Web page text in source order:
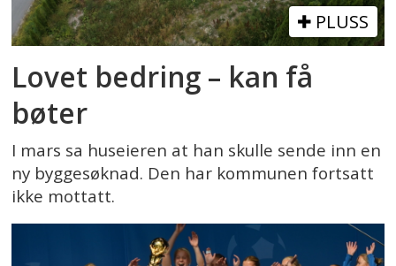
PLUSS
Lovet bedring – kan få
bøter
I mars sa huseieren at han skulle sende inn en
ny byggesøknad. Den har kommunen fortsatt
ikke mottatt.